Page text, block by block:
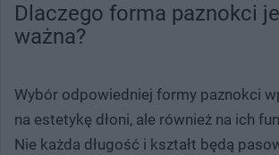
Dlaczego forma paznokci
ważna?
Wybór odpowiedniej formy paznokci
na estetykę dłoni, ale również na ich
Nie każda długość i kształt będą